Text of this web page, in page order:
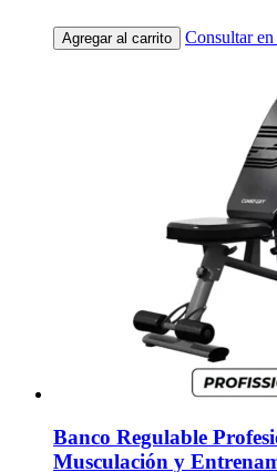
Agregar al carrito Consultar
Banco Regulable
Musculación y